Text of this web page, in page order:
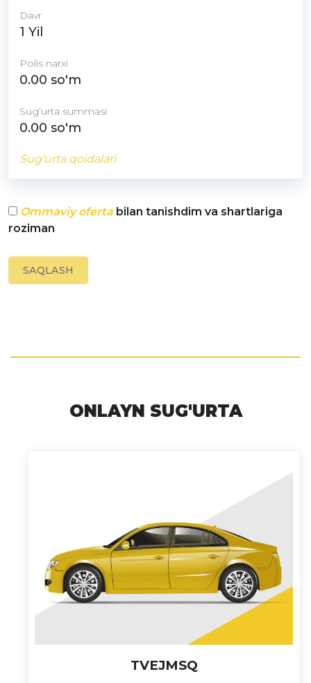
Davr
1 Yil
Polis narxi
0.00 so'm
Sugʻurta summasi
0.00 so'm
Sug'urta qoidalari
Ommaviy oferta bilan tanishdim va shartlariga
roziman
SAQLASH
ONLAYN SUG'URTA
TVEJMSQ